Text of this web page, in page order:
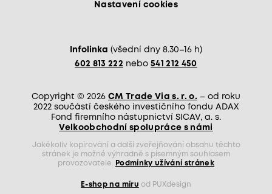
Nastavení cookies
Infolinka (všední dny 8.30–16 h)
602 813 222 nebo 541 212 450
Copyright © 2026 CM Trade Via s. r. o. – od roku
2022 součástí českého investičního fondu ADAX
Fond firemního nástupnictví SICAV, a. s.
Velkoobchodní spolupráce s námi
Jakékoliv kopírování a další zveřejňování obsahu těchto
stránek je možné výhradně s písemným souhlasem
provozovatele.
Podmínky užívání stránek
E-shop na míru od PUXdesign